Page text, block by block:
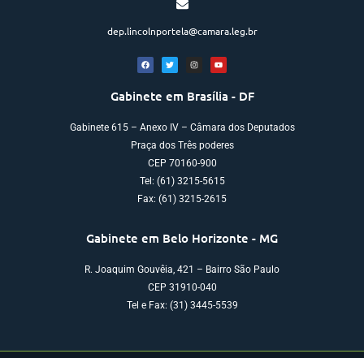
dep.lincolnportela@camara.leg.br
Gabinete em Brasília - DF
Gabinete 615 – Anexo IV – Câmara dos Deputados
Praça dos Três poderes
CEP 70160-900
Tel: (61) 3215-5615
Fax: (61) 3215-2615
Gabinete em Belo Horizonte - MG
R. Joaquim Gouvêia, 421 – Bairro São Paulo
CEP 31910-040
Tel e Fax: (31) 3445-5539